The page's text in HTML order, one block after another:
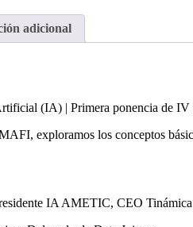
adicional
(IA) | Primera ponencia de
exploramos los conceptos
IA AMETIC, CEO